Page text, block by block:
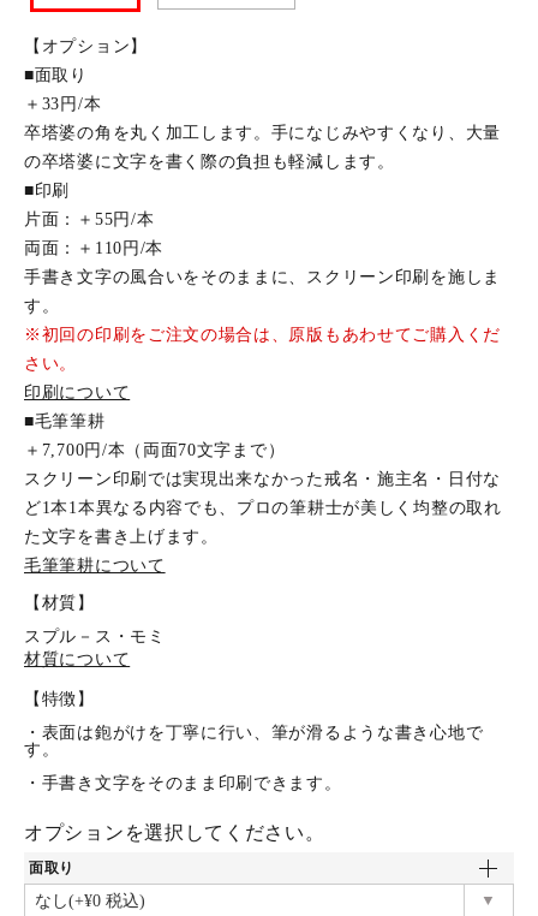
【オプション】
■面取り
＋33円/本
卒塔婆の角を丸く加工します。手になじみやすくなり、大量
の卒塔婆に文字を書く際の負担も軽減します。
■印刷
片面：＋55円/本
両面：＋110円/本
手書き文字の風合いをそのままに、スクリーン印刷を施しま
す。
※初回の印刷をご注文の場合は、原版もあわせてご購入くだ
さい。
印刷について
■毛筆筆耕
＋7,700円/本（両面70文字まで）
スクリーン印刷では実現出来なかった戒名・施主名・日付な
ど1本1本異なる内容でも、プロの筆耕士が美しく均整の取れ
た文字を書き上げます。
毛筆筆耕について
【材質】
スプル－ス・モミ
材質について
【特徴】
・表面は鉋がけを丁寧に行い、筆が滑るような書き心地で
す。
・手書き文字をそのまま印刷できます。
オプションを選択してください。
面取り